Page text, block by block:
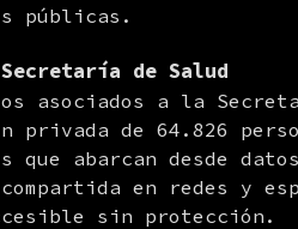
públicas.
de Salud
asociados a la
privada de 64.826
que abarcan desde
en redes y
sin protección.